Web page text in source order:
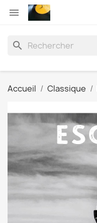

search
Accueil Classique